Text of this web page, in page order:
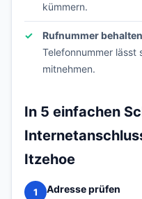
kümmern.
Rufnummer
Telefonnummer lässt
mitnehmen.
In 5 einfachen
Itzehoe
1
Adresse prüfen